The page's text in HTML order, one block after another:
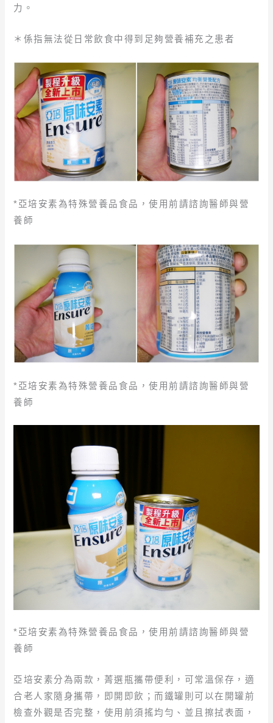
力。
＊係指無法從日常飲食中得到足夠營養補充之患者
*亞培安素為特殊營養品食品，使用前請諮詢醫師與營
養師
*亞培安素為特殊營養品食品，使用前請諮詢醫師與營
養師
*亞培安素為特殊營養品食品，使用前請諮詢醫師與營
養師
亞培安素分為兩款，菁選瓶攜帶便利，可常溫保存，適
合老人家隨身攜帶，即開即飲；而鐵罐則可以在開罐前
檢查外觀是否完整，使用前須搖均勻、並且擦拭表面，